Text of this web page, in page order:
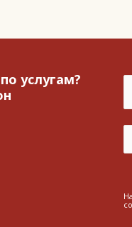
услугам?